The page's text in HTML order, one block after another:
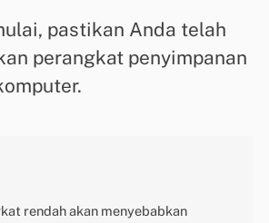
pastikan Anda telah
perangkat penyimpanan
rendah akan menyebabkan